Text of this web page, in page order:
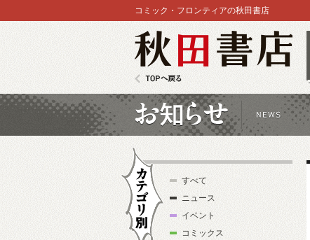
コミック・フロンティアの秋田書店
すべて
ニュース
イベント
コミックス